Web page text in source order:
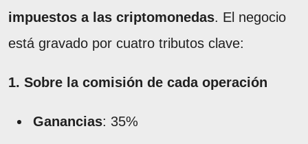
impuestos a las criptomonedas. El negocio
está gravado por cuatro tributos clave:
1. Sobre la comisión de cada operación
Ganancias: 35%